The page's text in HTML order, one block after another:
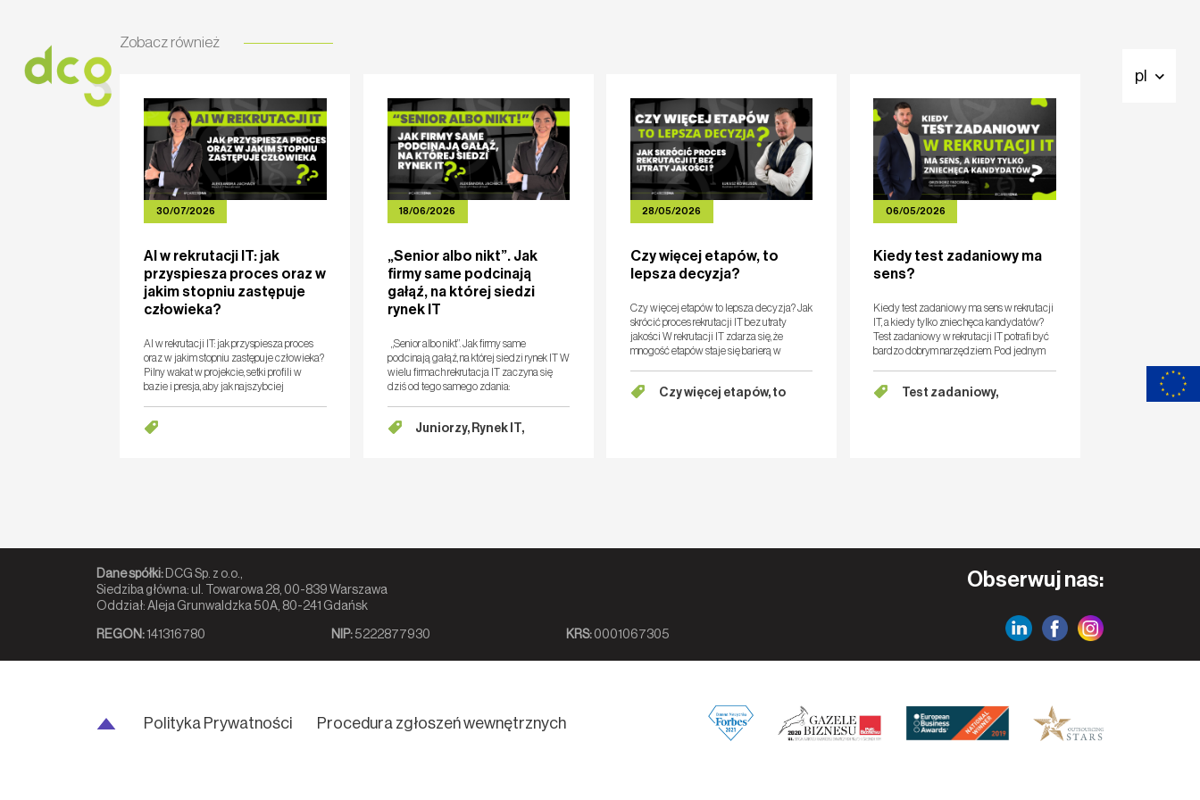
pl
Zobacz również
30/07/2026
AI w rekrutacji IT: jak
przyspiesza proces oraz w
jakim stopniu zastępuje
człowieka?
AI w rekrutacji IT: jak przyspiesza proces
oraz w jakim stopniu zastępuje człowieka?
Pilny wakat w projekcie, setki profili w
bazie i presja, aby jak najszybciej
18/06/2026
„Senior albo nikt”. Jak
firmy same podcinają
gałąź, na której siedzi
rynek IT
„Senior albo nikt”. Jak firmy same
podcinają gałąź, na której siedzi rynek IT W
wielu firmach rekrutacja IT zaczyna się
dziś od tego samego zdania:
Juniorzy, Rynek IT,
28/05/2026
Czy więcej etapów, to
lepsza decyzja?
Czy więcej etapów to lepsza decyzja? Jak
skrócić proces rekrutacji IT bez utraty
jakości W rekrutacji IT zdarza się, że
mnogość etapów staje się barierą w
Czy więcej etapów, to
06/05/2026
Kiedy test zadaniowy ma
sens?
Kiedy test zadaniowy ma sens w rekrutacji
IT, a kiedy tylko zniechęca kandydatów?
Test zadaniowy w rekrutacji IT potrafi być
bardzo dobrym narzędziem. Pod jednym
Test zadaniowy,
Dane spółki:DCG Sp. z o.o.,
Siedziba główna: ul. Towarowa 28, 00-839 Warszawa
Oddział: Aleja Grunwaldzka 50A, 80-241 Gdańsk
REGON:141316780 NIP:5222877930 KRS:0001067305
Obserwuj nas:
Polityka Prywatności Procedura zgłoszeń wewnętrznych